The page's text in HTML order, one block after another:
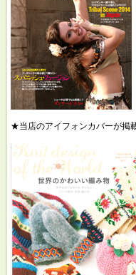
★当店のアイフォンカバーが掲